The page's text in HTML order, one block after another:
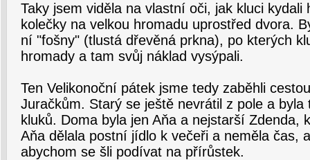
Taky jsem viděla na vlastní oči, jak kluci kydali
kolečky na velkou hromadu uprostřed dvora.
ní "fošny" (tlustá dřevěná prkna), po kterých
hromady a tam svůj náklad vysýpali.
Ten Velikonoční pátek jsme tedy zaběhli
Juračkům. Starý se ještě nevrátil z pole a
kluků. Doma byla jen Aňa a nejstarší Zdenda,
Aňa dělala postní jídlo k večeři a neměla čas,
abychom se šli podívat na přírůstek.